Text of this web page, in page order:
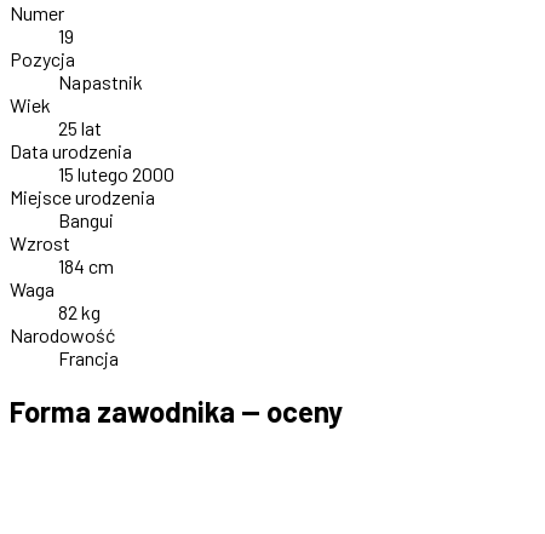
Numer
19
Pozycja
Napastnik
Wiek
25 lat
Data urodzenia
15 lutego 2000
Miejsce urodzenia
Bangui
Wzrost
184 cm
Waga
82 kg
Narodowość
Francja
Forma zawodnika — oceny